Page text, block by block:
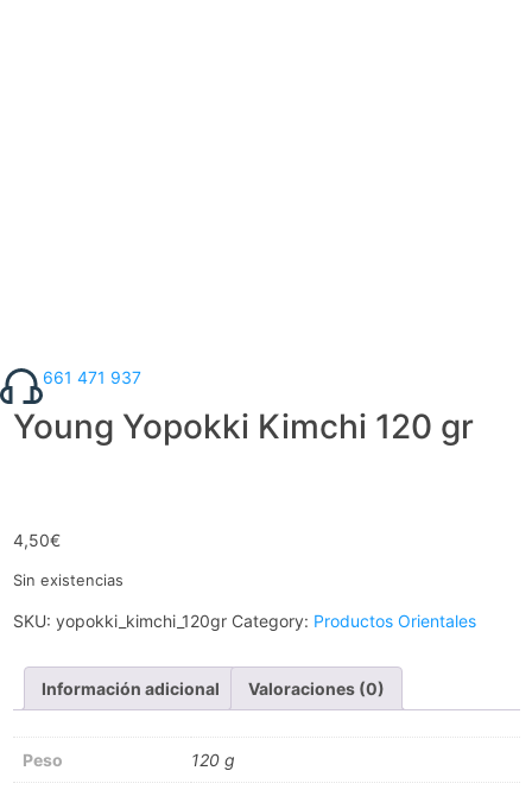
661 471 937
Young Yopokki Kimchi 120 gr
4,50€
Sin existencias
SKU: yopokki_kimchi_120gr Category: Productos Orientales
Información adicional Valoraciones (0)
Peso 120 g